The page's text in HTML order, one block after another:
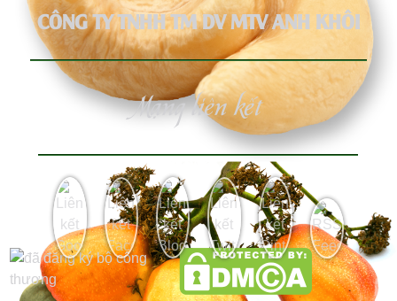
CÔNG TY TNHH TM DV MTV ANH KHÔI
Mạng liên kết